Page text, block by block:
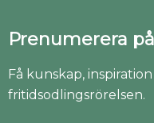
Prenumerera
Få kunskap,
fritidsodlingsrörelsen.